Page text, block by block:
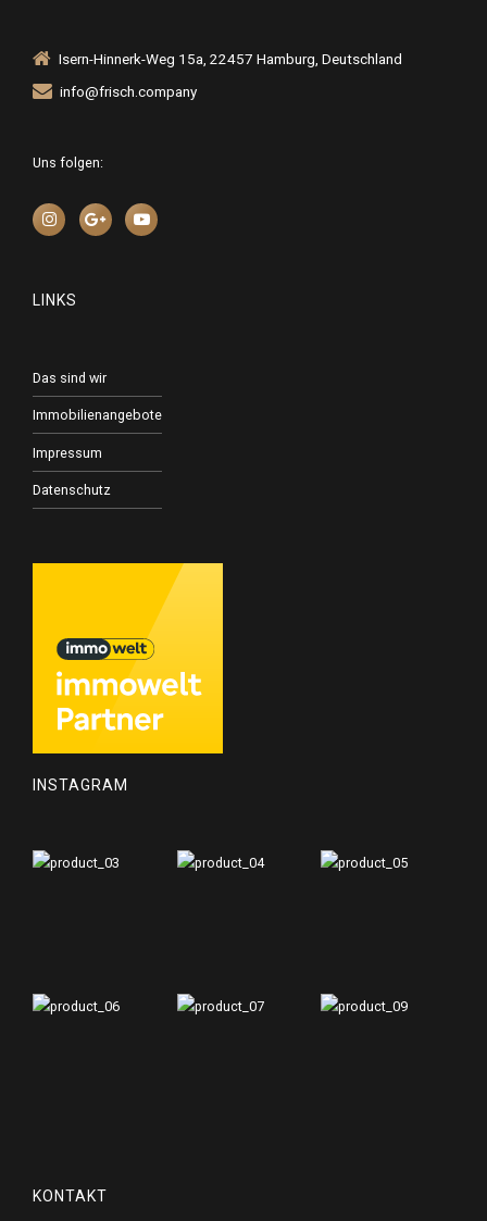
Isern-Hinnerk-Weg 15a, 22457 Hamburg, Deutschland
info@frisch.company
Uns folgen:
LINKS
Das sind wir
Immobilienangebote
Impressum
Datenschutz
INSTAGRAM
KONTAKT